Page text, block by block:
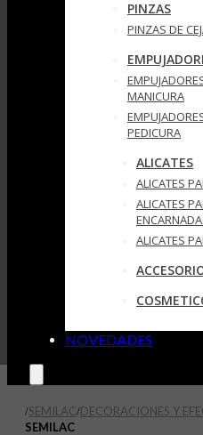
PINZAS
PINZAS DE
MANICURA
PEDICURA
ALICATES
ALICATES
ALICATES
ALICATES
NOVEDADES
/SEMILAC/DECORACIONES Y
SEMILAC